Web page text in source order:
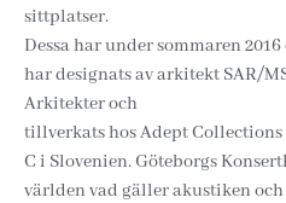
sittplatser.
Dessa har under sommaren
har designats av arkitekt SAR/
Arkitekter och
tillverkats hos Adept
C i Slovenien. Göteborgs
världen vad gäller akustiken